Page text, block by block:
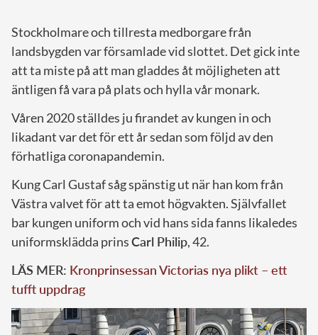
Stockholmare och tillresta medborgare från
landsbygden var församlade vid slottet. Det gick inte
att ta miste på att man gladdes åt möjligheten att
äntligen få vara på plats och hylla vår monark.
Våren 2020 ställdes ju firandet av kungen in och
likadant var det för ett år sedan som följd av den
förhatliga coronapandemin.
Kung Carl Gustaf såg spänstig ut när han kom från
Västra valvet för att ta emot högvakten. Självfallet
bar kungen uniform och vid hans sida fanns likaledes
uniformsklädda prinsCarl Philip, 42.
LÄS MER: Kronprinsessan Victorias nya plikt – ett
tufft uppdrag